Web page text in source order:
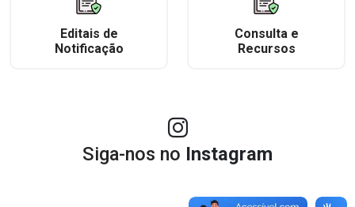
Editais de
Notificação
Consulta e
Recursos
Siga-nos no Instagram